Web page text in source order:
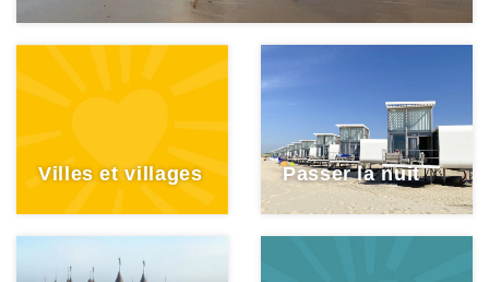
Villes et villages Passer la nuit